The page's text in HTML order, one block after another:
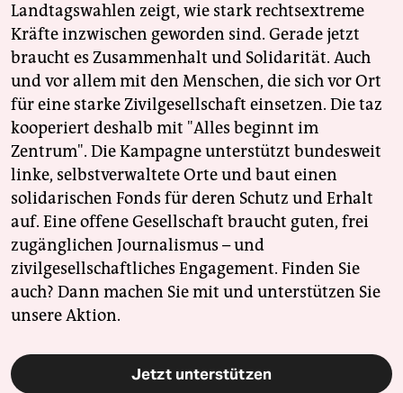
Landtagswahlen zeigt, wie stark rechtsextreme
Kräfte inzwischen geworden sind. Gerade jetzt
braucht es Zusammenhalt und Solidarität. Auch
und vor allem mit den Menschen, die sich vor Ort
für eine starke Zivilgesellschaft einsetzen. Die taz
kooperiert deshalb mit "Alles beginnt im
Zentrum". Die Kampagne unterstützt bundesweit
linke, selbstverwaltete Orte und baut einen
solidarischen Fonds für deren Schutz und Erhalt
auf. Eine offene Gesellschaft braucht guten, frei
zugänglichen Journalismus – und
zivilgesellschaftliches Engagement. Finden Sie
auch? Dann machen Sie mit und unterstützen Sie
unsere Aktion.
Jetzt unterstützen